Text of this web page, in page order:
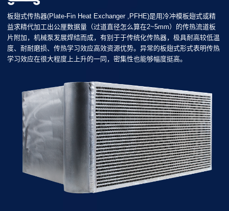
板翅式传热器(Plate-Fin Heat Exchanger ,PFHE)是用冷冲模板翅式或精
益求精代加工出公厘数据量（过道直径怎么算在2~5mm）的传热流道板
片附加，机械泵发展焊结而成，有别于于传统化传热器，极具耐高较低温
度、耐耐磨损、传热学习效应高效资源优势。异常的板翅式形式表明传热
学习效应在很大程度上上升的一同，密集性也能够幅度挺高。